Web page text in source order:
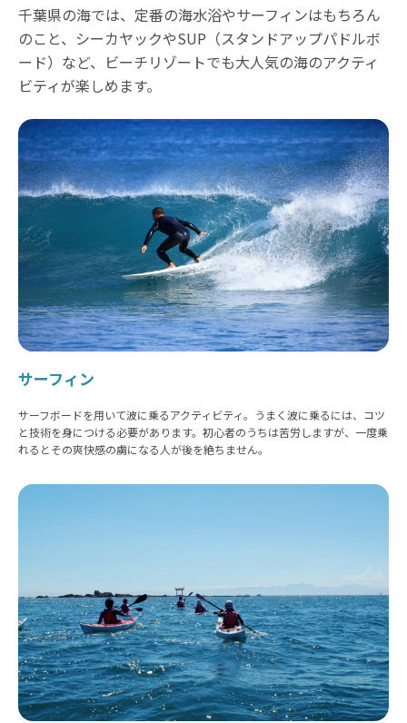
千葉県の海では、定番の海水浴やサーフィンはもちろん
のこと、シーカヤックやSUP（スタンドアップパドルボ
ード）など、ビーチリゾートでも大人気の海のアクティ
ビティが楽しめます。
サーフィン
サーフボードを用いて波に乗るアクティビティ。うまく波に乗るには、コツ
と技術を身につける必要があります。初心者のうちは苦労しますが、一度乗
れるとその爽快感の虜になる人が後を絶ちません。